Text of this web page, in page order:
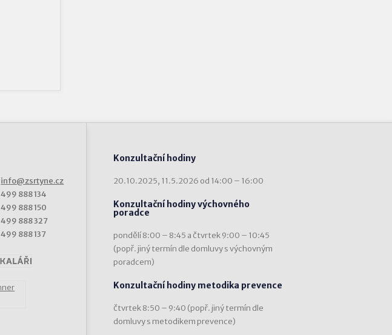
info@zsrtyne.cz
499 888 134
499 888 150
499 888 327
499 888 137
Konzultační hodiny
20.10.2025, 11.5.2026 od 14:00 – 16:00
Konzultační hodiny výchovného
poradce
pondělí 8:00 – 8:45 a čtvrtek 9:00 – 10:45
(popř. jiný termín dle domluvy s výchovným
poradcem)
Konzultační hodiny metodika prevence
čtvrtek 8:50 – 9:40 (popř. jiný termín dle
domluvy s metodikem prevence)